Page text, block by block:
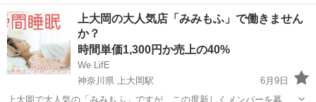
経験からトップセラピスト育成中！平均月報酬24万円以上❗報酬30万円
以上40万円以上スタッフも多数在籍 北九州市小倉北区米町（JR小倉駅
から徒...
福岡 北九州市 小倉駅 セラピスト
上大岡の大人気店「みみもふ」で働きません
か？
時間単価1,300円か売上の40%
We LifE
神奈川県 上大岡駅
6月9日
上大岡で大人気の「みみもふ」ですが、この度新しくメンバーを募集